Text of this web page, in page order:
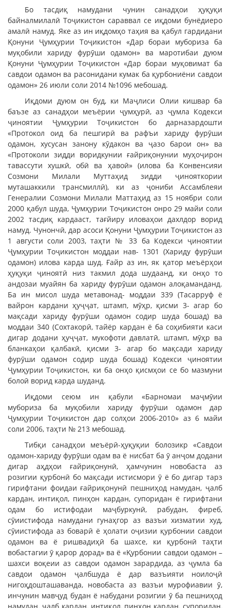
Бо тасдиқ намудани чунин санадҳои ҳуқуқи
байналмилалӣ Тоҷикистон сараввал се иқдоми бунёдиеро
амалӣ намуд. Яке аз ин иқдомҳо таҳия ва қабул гардидани
Қонуни Ҷумҳурии Тоҷикистон «Дар бораи мубориза ба
муқобили хариду фурӯши одамон» ва маротибаи дуюм
Қонуни Ҷумҳурии Тоҷикистон «Дар бораи муқовимат ба
савдои одамон ва расонидани кумак ба қурбониёни савдои
одамон» 26 июли соли 2014 №1096 мебошад.
Иқдоми дуюм он буд, ки Маҷлиси Олии кишвар ба
баъзе аз санадҳои меъёрии ҷумҳурӣ, аз ҷумла Кодекси
ҷиноятии Ҷумҳурии Тоҷикистон бо дарназардошти
«Протокол оид ба пешгирӣ ва рафъи хариду фурӯши
одамон, хусусан занону кӯдакон ва ҷазо барои он» ва
«Протоколи зидди воридкунии ғайриқонунии муҳоҷирон
тавассути хушкӣ, обӣ ва ҳавоӣ» (илова ба Конвенсияи
Созмони Милали Муттаҳид зидди ҷинояткории
муташаккили трансмиллӣ), ки аз ҷониби Ассамблеяи
Генералии Созмони Милали Маттаҳид аз 15 ноябри соли
2000 қабул шуда, Ҷумҳурии Тоҷикистон онро 29 майи соли
2002 тасдиқ кардааст, тағйиру иловаҳои дахлдор ворид
намуд. Чунончӣ, дар асоси Қонуни Ҷумҳурии Тоҷикистон аз
1 августи соли 2003, таҳти № 33 ба Кодекси ҷиноятии
Ҷумҳурии Тоҷикистон моддаи нав- 1301 (Хариду фурӯши
одамон) илова карда шуд. Ғайр аз ин, як қатор меъёрҳои
ҳуқуқи ҷиноятӣ низ такмил дода шудаанд, ки онҳо то
андозаи муайян ба хариду фурӯши одамон алоқаманданд.
Ба ин мисол шуда метавонад- моддаи 339 (Тасарруф ё
вайрон кардани ҳуҷҷат, штамп, мӯҳр, қисми 3- агар бо
мақсади хариду фурӯши одамон содир шуда бошад) ва
моддаи 340 (Сохтакорӣ, тайёр кардан ё ба соҳибияти каси
дигар додани ҳуҷҷат, мукофоти давлатӣ, штамп, мӯҳр ва
бланкаҳои қалбакӣ, қисми 3- агар бо мақсади хариду
фурӯши одамон содир шуда бошад) Кодекси ҷиноятии
Ҷумҳурии Тоҷикистон, ки ба онҳо қисмҳои се бо мазмуни
болоӣ ворид карда шуданд.
Иқдоми сеюм ин қабули «Барномаи маҷмӯии
мубориза ба муқобили хариду фурӯши одамон дар
Ҷумҳурии Тоҷикистон дар солҳои 2006-2010» аз 6 майи
соли 2006, таҳти № 213 мебошад.
Тибқи санадҳои меъёрӣ-ҳуқуқии болозикр «Савдои
одамон-хариду фурӯши одам ва ё нисбат ба ӯ анҷом додани
дигар аҳдҳои ғайриқонунӣ, ҳамчунин новобаста аз
розигии қурбонӣ бо мақсади истисмори ӯ ё бо дигар тарз
гирифтани фоидаи ғайриқонунӣ пешниҳод намудан, ҷалб
кардан, интиқол, пинҳон кардан, супоридан ё гирифтани
одам бо истифодаи маҷбуркунӣ, рабудан, фиреб,
сӯиистифода намудани гунаҳгор аз вазъи хизматии худ,
сӯиистифода аз боварӣ ё ҳолати оҷизии қурбонии савдои
одамон ва ё ришвадиҳӣ ба шахсе, ки қурбонӣ таҳти
вобастагии ӯ қарор дорад» ва ё «Қурбонии савдои одамон –
шахси воқеии аз савдои одамон зарардида, аз ҷумла ба
савдои одамон ҷалбшуда ё дар вазъияти ноилоҷӣ
нигоҳдошташаванда, новобаста аз вазъи мурофиавии ӯ,
инчунин мавҷуд будан ё набудани розигии ӯ ба пешниҳод